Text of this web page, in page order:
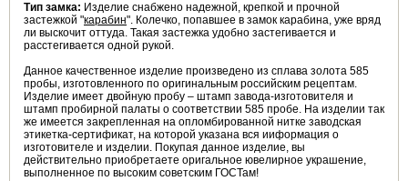
Тип замка: Изделие снабжено надежной, крепкой и прочной
застежкой "карабин". Колечко, попавшее в замок карабина, уже вряд
ли выскочит оттуда. Такая застежка удобно застегивается и
расстегивается одной рукой.
Данное качественное изделие произведено из сплава золота 585
пробы, изготовленного по оригинальным российским рецептам.
Изделие имеет двойную пробу – штамп завода-изготовителя и
штамп пробирной палаты о соответствии 585 пробе. На изделии так
же имеется закрепленная на опломбированной нитке заводская
этикетка-сертификат, на которой указана вся ииформация о
изготовителе и изделии. Покупая данное изделие, вы
действительно приобретаете оригальное ювелирное украшение,
выполненное по высоким советским ГОСТам!